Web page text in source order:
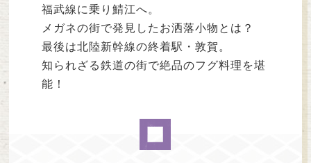
福武線に乗り鯖江へ。
メガネの街で発見したお洒落小物とは？
最後は北陸新幹線の終着駅・敦賀。
知られざる鉄道の街で絶品のフグ料理を堪
能！